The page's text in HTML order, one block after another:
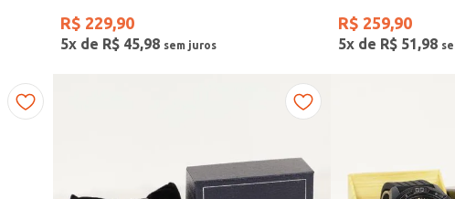
R$ 229,90
5x de R$ 45,98
R$ 259,90
5x de R$ 51,98